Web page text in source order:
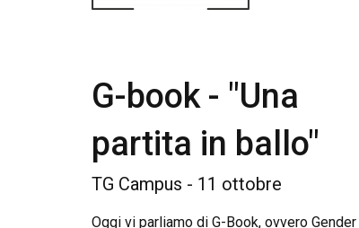
G-book - "Una
partita in ballo"
TG Campus - 11 ottobre
Oggi vi parliamo di G-Book, ovvero Gender